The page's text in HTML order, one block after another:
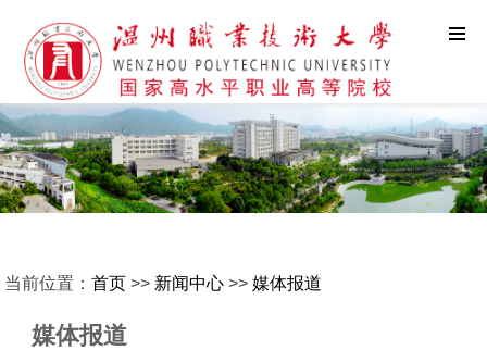
当前位置：首页 >> 新闻中心 >>媒体报道
媒体报道